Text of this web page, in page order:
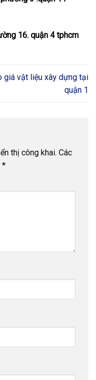
16. quận 4 tphcm
giá vật liệu xây dựng tại
quận 1
thị công khai. Các
*